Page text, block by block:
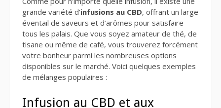
grande variété d’infusions au CBD, offrant un large
éventail de saveurs et d’arômes pour satisfaire
tous les palais. Que vous soyez amateur de thé, de
tisane ou même de café, vous trouverez forcément
votre bonheur parmi les nombreuses options
disponibles sur le marché. Voici quelques exemples
de mélanges populaires :
Infusion au CBD et aux